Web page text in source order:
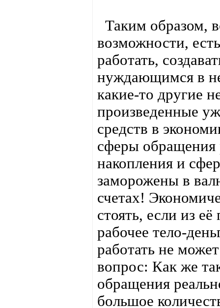
Таким образом,
возможности,
работать,
нуждающимся в
какие-то другие
произведенные
средств в
сферы обращения
накопления и
заморожены в
счетах!
стоять, если из
рабочее тело-
работать не
вопрос: Как же
обращения
большое